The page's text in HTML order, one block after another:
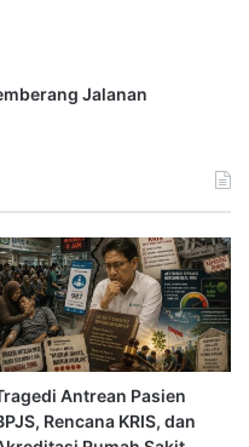
Jalanan
Antrean Pasien
Rencana KRIS, dan